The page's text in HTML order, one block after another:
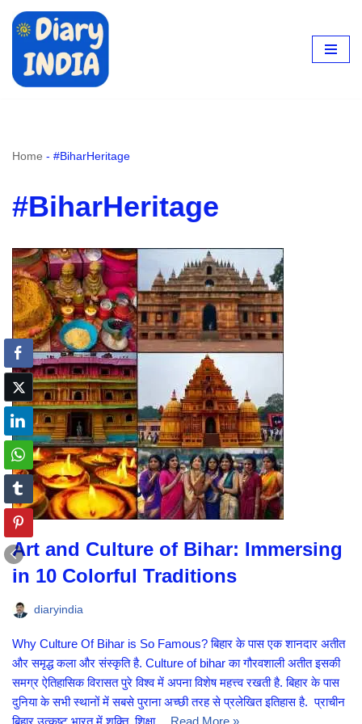
content
Home - #BiharHeritage
#BiharHeritage
Art and Culture of Bihar: Immersing
in 10 Colorful Traditions
diaryindia
Why Culture Of Bihar is So Famous? बिहार के पास एक शानदार अतीत
और समृद्ध कला और संस्कृति है. Culture of bihar का गौरवशाली अतीत इसकी
समग्र ऐतिहासिक विरासत पुरे विश्व में अपना विशेष महत्त्व रखती है. बिहार के पास
दुनिया के सभी स्थानों में सबसे पुराना अच्छी तरह से प्रलेखित इतिहास है. प्राचीन
बिहार उत्कृष्ट भारत में शक्ति, शिक्षा… Read More »